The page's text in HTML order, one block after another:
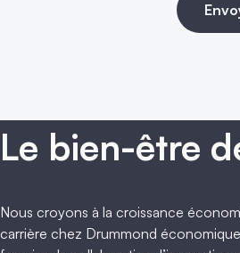
Le bien-être
Nous croyons à la croissance
carrière chez Drummond